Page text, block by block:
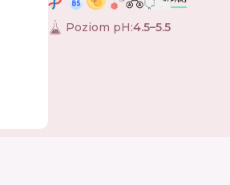
Poziom pH:4.5–5.5